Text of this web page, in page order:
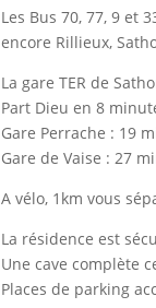
Les Bus 70, 77, 9 et
encore Rillieux,
La gare TER de
Part Dieu en 8
Gare Perrache : 19
Gare de Vaise : 27
A vélo, 1km vous
La résidence est
Une cave complète
Places de parking